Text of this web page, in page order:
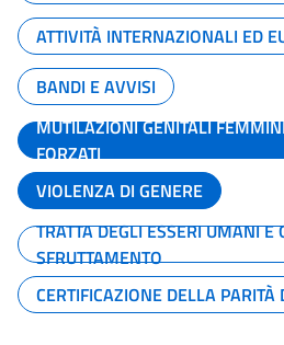
ATTIVITÀ INTERNAZIONALI ED
BANDI E AVVISI
MUTILAZIONI GENITALI
FORZATI
VIOLENZA DI GENERE
TRATTA DEGLI ESSERI UMANI E
SFRUTTAMENTO
CERTIFICAZIONE DELLA PARITÀ